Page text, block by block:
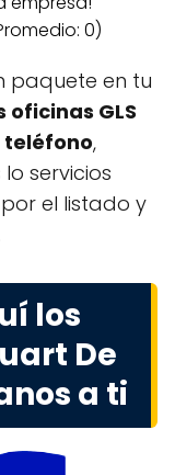
0)
paquete en tu
GLS
teléfono,
servicios
el listado y
los
De
a ti